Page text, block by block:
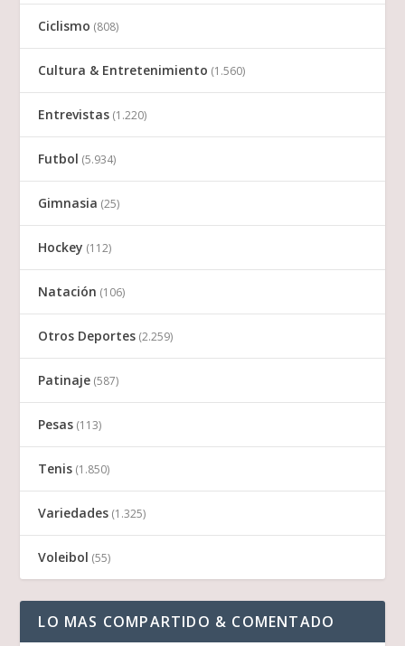
Ciclismo (808)
Cultura & Entretenimiento (1.560)
Entrevistas (1.220)
Futbol (5.934)
Gimnasia (25)
Hockey (112)
Natación (106)
Otros Deportes (2.259)
Patinaje (587)
Pesas (113)
Tenis (1.850)
Variedades (1.325)
Voleibol (55)
LO MAS COMPARTIDO & COMENTADO